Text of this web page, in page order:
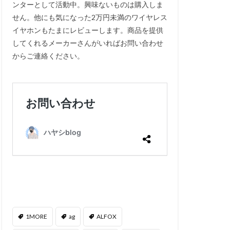
ンターとして活動中。興味ないものは購入しま
せん。他にも気になった2万円未満のワイヤレス
イヤホンもたまにレビューします。商品を提供
してくれるメーカーさんがいればお問い合わせ
からご連絡ください。
1MORE ag ALFOX